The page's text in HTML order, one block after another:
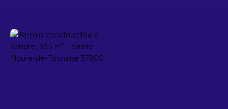
Parrainage